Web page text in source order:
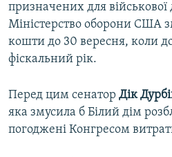
Усі сайти RFE/RL
призначених для військової
Міністерство оборони США
кошти до 30 вересня, коли
фіскальний рік.
Перед цим сенатор Дік
яка змусила б Білий дім
погоджені Конгресом